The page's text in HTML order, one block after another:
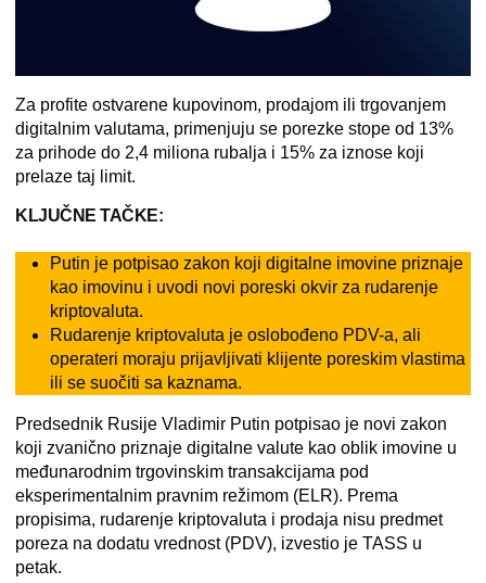
Za profite ostvarene kupovinom, prodajom ili trgovanjem
digitalnim valutama, primenjuju se porezke stope od 13%
za prihode do 2,4 miliona rubalja i 15% za iznose koji
prelaze taj limit.
KLJUČNE TAČKE:
Putin je potpisao zakon koji digitalne imovine priznaje
kao imovinu i uvodi novi poreski okvir za rudarenje
kriptovaluta.
Rudarenje kriptovaluta je oslobođeno PDV-a, ali
operateri moraju prijavljivati klijente poreskim vlastima
ili se suočiti sa kaznama.
Predsednik Rusije Vladimir Putin potpisao je novi zakon
koji zvanično priznaje digitalne valute kao oblik imovine u
međunarodnim trgovinskim transakcijama pod
eksperimentalnim pravnim režimom (ELR). Prema
propisima, rudarenje kriptovaluta i prodaja nisu predmet
poreza na dodatu vrednost (PDV), izvestio je TASS u
petak.